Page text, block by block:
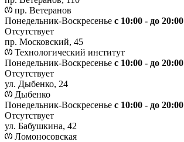
пр. Ветеранов
Понедельник-Воскресенье с 10:00 - до 20:00
Отсутствует
пр. Московский, 45
Технологический институт
Понедельник-Воскресенье с 10:00 - до 20:00
Отсутствует
ул. Дыбенко, 24
Дыбенко
Понедельник-Воскресенье с 10:00 - до 20:00
Отсутствует
ул. Бабушкина, 42
Ломоносовская